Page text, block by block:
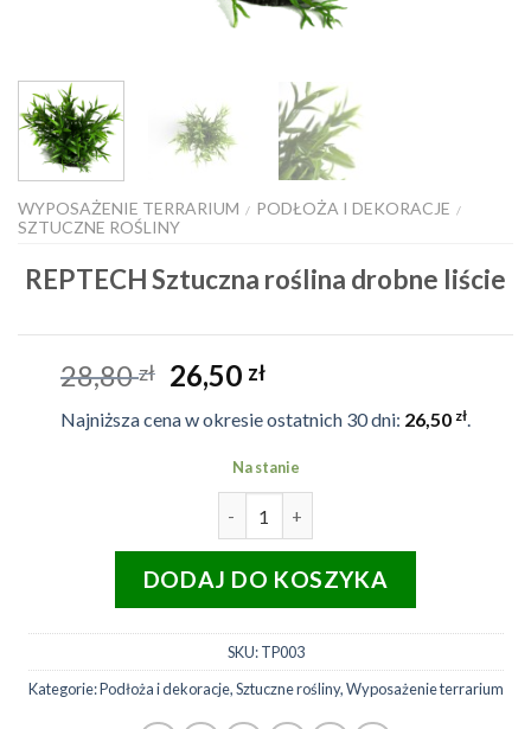
WYPOSAŻENIE TERRARIUM / PODŁOŻA I DEKORACJE /
SZTUCZNE ROŚLINY
REPTECH Sztuczna roślina drobne liście
28,80zł Pierwotna
cena
wynosiła:
28,80 zł.
26,50 złAktualna
wynosi:
26,50 zł.
Najniższa cena w okresie ostatnich 30 dni: 26,50 zł
Na stanie
DODAJ DO KOSZYKA
SKU:TP003
Kategorie:Podłoża i dekoracje,Sztuczne rośliny,Wyposażenie terrarium